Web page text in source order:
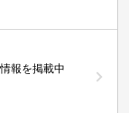
報を掲載中